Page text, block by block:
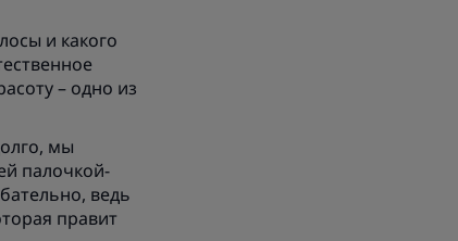
и какого
– одно из
мы
палочкой-
ведь
правит